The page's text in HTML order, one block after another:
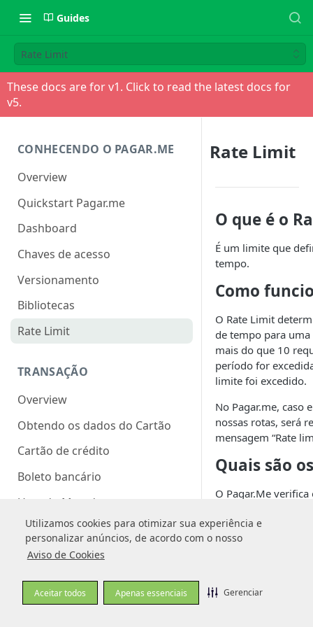
Utilizamos cookies para otimizar sua experiência e
personalizar anúncios, de acordo com o nosso
Aviso de Cookies
Aceitar todos Apenas essenciais Gerenciar
Utilizamos cookies para otimizar sua experiência e
personalizar anúncios, de acordo com o nosso
Aviso de Cookies
Aceitar todos Apenas essenciais Gerenciar
Guides
Rate Limit
These docs are for v1. Click to read the latest docs for
v5.
CONHECENDO O PAGAR.ME
Overview
Quickstart Pagar.me
Dashboard
Chaves de acesso
Versionamento
Bibliotecas
Rate Limit
TRANSAÇÃO
Overview
Obtendo os dados do Cartão
Cartão de crédito
Boleto bancário
Usando Metadata
Autorização e captura
Estorno
INTEGRAÇÃO VIA CHECKOUT
Rate Limit
O que é o
É um limite que
tempo.
Como
O Rate Limit
de tempo para
mais do que 10
período for
limite foi excedido.
No Pagar.me, caso
nossas rotas, será
mensagem “Rate
Quais são
O Pagar.Me
Minuto
Segundo